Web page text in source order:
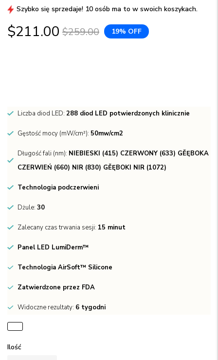
na
4.5
5
gwiazdek
przewinąć
opinii
Szybko się sprzedaje! 10 osób ma to w swoich koszykach.
$211.00 $259.00 19% OFF
Liczba diod LED: 288 diod LED potwierdzonych klinicznie
Gęstość mocy (mW/cm²): 50mw/cm2
Długość fali (nm): NIEBIESKI (415) CZERWONY (633) GĚĘBOKA
CZERWIEŃ (660) NIR (830) GĚĘBOKI NIR (1072)
Technologia podczerwieni
Dżule: 30
Zalecany czas trwania sesji: 15 minut
Panel LED LumiDerm™
Technologia AirSoft™ Silicone
Zatwierdzone przez FDA
Widoczne rezultaty: 6 tygodni
Ilość